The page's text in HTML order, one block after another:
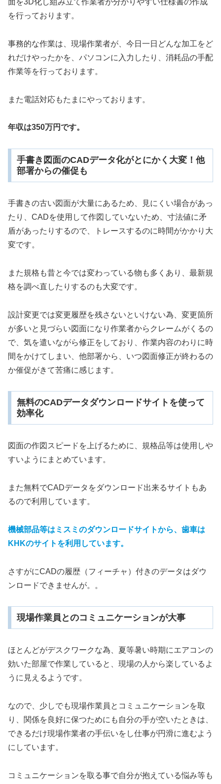
面を3D化し組み立て作業者が分かりやすい仕様書の作成
を行っております。
事務的な作業は、現場作業者が、今日一日どんな加工をど
れだけやったかを、パソコンに入力したり、消耗品の手配
作業等を行っております。
また電話対応もたまにやっております。
年収は350万円です。
手書き図面のCADデータ化がとにかく大変！他
部署からの催促も
手書きの古い図面が大量にあるため、見にくい場合があっ
たり、CADを使用して作図していないため、寸法値に矛
盾があったりするので、トレースするのに時間がかかり大
変です。
また規格も昔と今では変わっている物も多くあり、最新規
格を調べ直したりするのも大変です。
設計変更では変更履歴を残さないといけない為、変更箇所
が多いと見づらい図面になり作業者からクレームがくるの
で、気を遣いながら修正をしており、作業内容のわりに時
間をかけてしまい、他部署から、いつ図面修正が終わるの
か催促がきて苦痛に感じます。
無料のCADデータダウンロードサイトを使って
効率化
図面の作図スピードを上げるために、規格品等は使用しや
すいようにまとめています。
また無料でCADデータをダウンロード出来るサイトもあ
るので利用しています。
機械部品等はミスミのダウンロードサイトから、歯車は
KHKのサイトを利用しています。
さすがにCADの履歴（フィーチャ）付きのデータはダウ
ンロードできませんが。。
現場作業員とのコミュニケーションが大事
ほとんどがデスクワークな為、夏等暑い時期にエアコンの
効いた部屋で作業していると、現場の人から楽しているよ
うに見えるようです。
なので、少しでも現場作業員とコミュニケーションを取
り、関係を良好に保つためにも自分の手が空いたときは、
できるだけ現場作業者の手伝いをし仕事が円滑に進むよう
にしています。
コミュニケーションを取る事で自分が抱えている悩み等も